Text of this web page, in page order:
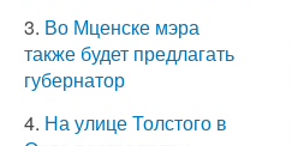
3. Во Мценске мэра
также будет предлагать
губернатор
4. На улице Толстого в